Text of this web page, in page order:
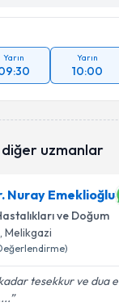
Yarın Yarın
10:00
diğer uzmanlar
Nuray Emeklioğlu
ve Doğum
, Melikgazi
tesekkur ve dua